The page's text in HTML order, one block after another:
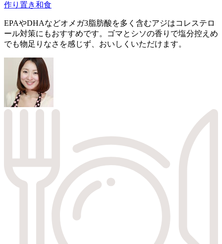
作り置き和食
EPAやDHAなどオメガ3脂肪酸を多く含むアジはコレステロ
ール対策にもおすすめです。ゴマとシソの香りで塩分控えめ
でも物足りなさを感じず、おいしくいただけます。